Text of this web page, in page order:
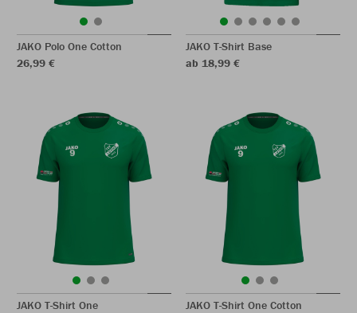
JAKO Polo One Cotton
26,99 €
JAKO T-Shirt Base
ab 18,99 €
JAKO T-Shirt One
JAKO T-Shirt One Cotton